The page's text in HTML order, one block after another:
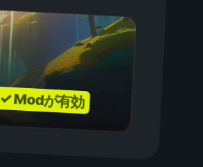
✓ Modが有効